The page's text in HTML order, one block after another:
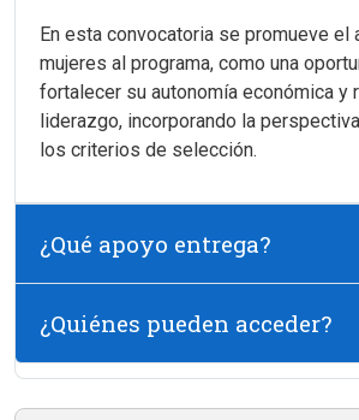
En esta convocatoria se promueve el
mujeres al programa, como una
fortalecer su autonomía económica y
liderazgo, incorporando la perspectiva
los criterios de selección.
¿Qué apoyo entrega?
¿Quiénes pueden acceder?